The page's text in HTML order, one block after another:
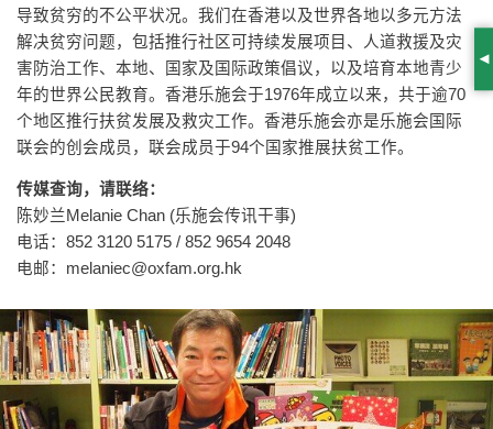
导致贫穷的不公平状况。我们在香港以及世界各地以多元方法
解决贫穷问题，包括推行社区可持续发展项目、人道救援及灾
害防治工作、本地、国家及国际政策倡议，以及培育本地青少
年的世界公民教育。香港乐施会于1976年成立以来，共于逾70
个地区推行扶贫发展及救灾工作。香港乐施会亦是乐施会国际
联会的创会成员，联会成员于94个国家推展扶贫工作。
传媒查询，请联络：
陈妙兰Melanie Chan (乐施会传讯干事)
电话：852 3120 5175 / 852 9654 2048
电邮： melaniec@oxfam.org.hk